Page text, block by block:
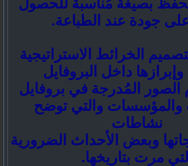
بصيغة مُناسبة للحصول
جودة عند الطباعة.
الخرائط الاستراتيجية
داخل البروفايل
الصور المُدرجة في بروفايل
والمؤسسات والتي توضح
نشاطات
وبعض الأحداث الضرورية
التي مرت بتاريخها.